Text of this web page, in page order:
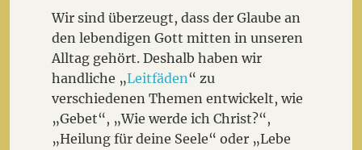
Wir sind überzeugt, dass der Glaube an
den lebendigen Gott mitten in unseren
Alltag gehört. Deshalb haben wir
handliche „Leitfäden“ zu
verschiedenen Themen entwickelt, wie
„Gebet“, „Wie werde ich Christ?“,
„Heilung für deine Seele“ oder „Lebe